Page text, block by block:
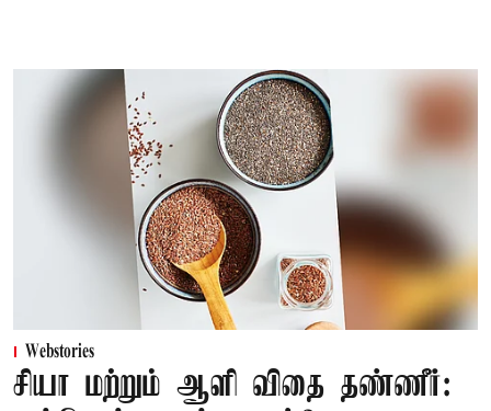
Webstories
சியா மற்றும் ஆளி விதை தண்ணீர்: